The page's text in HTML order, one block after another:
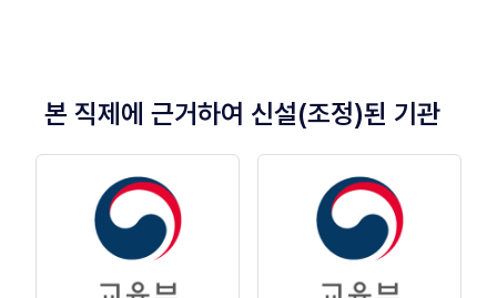
본 직제에 근거하여 신설(조정)된 기관